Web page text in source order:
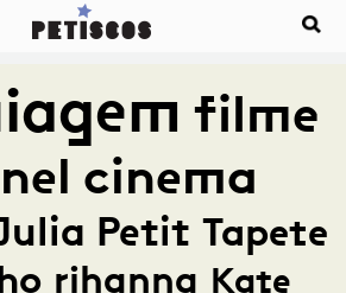
filme
cinema
Petit Tapete
rihanna Kate